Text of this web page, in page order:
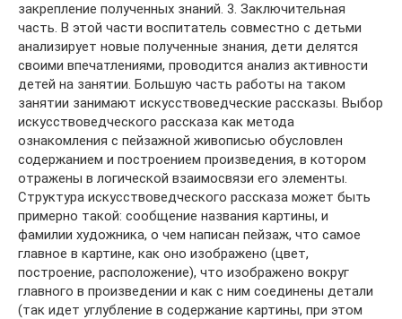
закрепление полученных знаний. 3. Заключительная
часть. В этой части воспитатель совместно с детьми
анализирует новые полученные знания, дети делятся
своими впечатлениями, проводится анализ активности
детей на занятии. Большую часть работы на таком
занятии занимают искусствоведческие рассказы. Выбор
искусствоведческого рассказа как метода
ознакомления с пейзажной живописью обусловлен
содержанием и построением произведения, в котором
отражены в логической взаимосвязи его элементы.
Структура искусствоведческого рассказа может быть
примерно такой: сообщение названия картины, и
фамилии художника, о чем написан пейзаж, что самое
главное в картине, как оно изображено (цвет,
построение, расположение), что изображено вокруг
главного в произведении и как с ним соединены детали
(так идет углубление в содержание картины, при этом